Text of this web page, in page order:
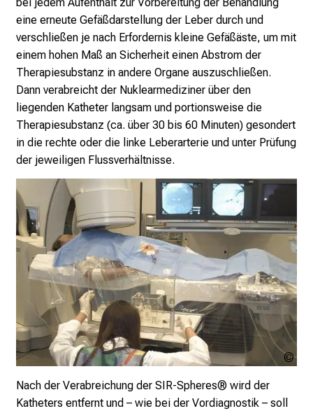
eine erneute Gefäßdarstellung der Leber durch und
verschließen je nach Erfordernis kleine Gefäßäste, um mit
einem hohen Maß an Sicherheit einen Abstrom der
Therapiesubstanz in andere Organe auszuschließen.
Dann verabreicht der Nuklearmediziner über den
liegenden Katheter langsam und portionsweise die
Therapiesubstanz (ca. über 30 bis 60 Minuten) gesondert
in die rechte oder die linke Leberarterie und unter Prüfung
der jeweiligen Flussverhältnisse.
Nach der Verabreichung der SIR-Spheres® wird der
Katheters entfernt und – wie bei der Vordiagnostik – soll